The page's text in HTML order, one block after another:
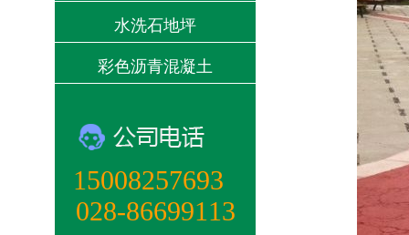
水洗石地坪
彩色沥青混凝土
15008257693‬
028-86699113